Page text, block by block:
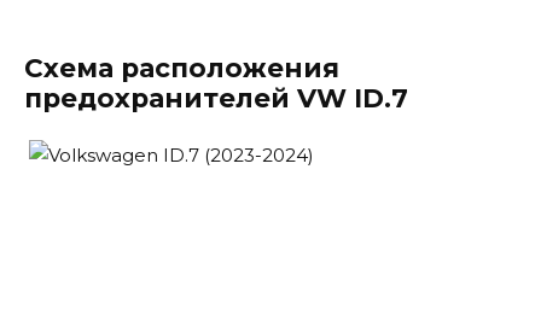
Схема расположения
предохранителей VW ID.7